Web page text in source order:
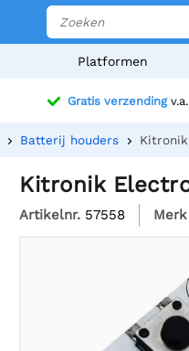
Platformen
Gratis verzending
Batterij houders
Kitronik
Artikelnr. 57558 Merk